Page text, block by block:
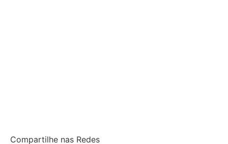
Compartilhe nas Redes